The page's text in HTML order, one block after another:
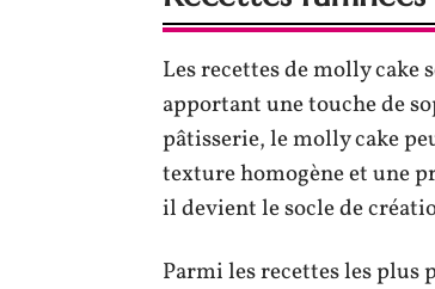
Les recettes de molly cake
apportant une touche de
pâtisserie, le molly cake
texture homogène et une
il devient le socle de
Parmi les recettes les plus